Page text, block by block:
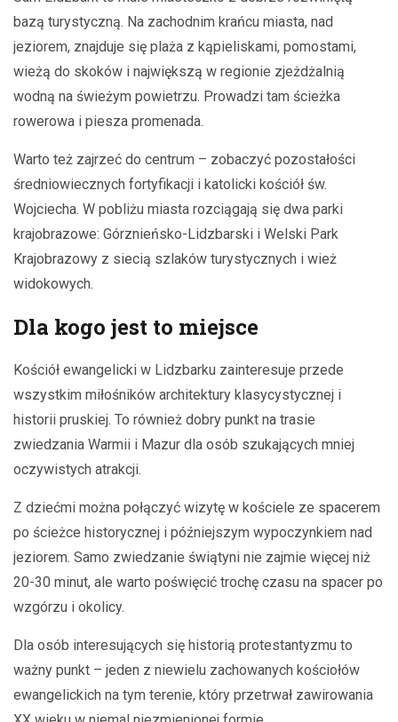
bazą turystyczną. Na zachodnim krańcu miasta, nad
jeziorem, znajduje się plaża z kąpieliskami, pomostami,
wieżą do skoków i największą w regionie zjeżdżalnią
wodną na świeżym powietrzu. Prowadzi tam ścieżka
rowerowa i piesza promenada.
Warto też zajrzeć do centrum – zobaczyć pozostałości
średniowiecznych fortyfikacji i katolicki kościół św.
Wojciecha. W pobliżu miasta rozciągają się dwa parki
krajobrazowe: Górznieńsko-Lidzbarski i Welski Park
Krajobrazowy z siecią szlaków turystycznych i wież
widokowych.
Dla kogo jest to miejsce
Kościół ewangelicki w Lidzbarku zainteresuje przede
wszystkim miłośników architektury klasycystycznej i
historii pruskiej. To również dobry punkt na trasie
zwiedzania Warmii i Mazur dla osób szukających mniej
oczywistych atrakcji.
Z dziećmi można połączyć wizytę w kościele ze spacerem
po ścieżce historycznej i późniejszym wypoczynkiem nad
jeziorem. Samo zwiedzanie świątyni nie zajmie więcej niż
20-30 minut, ale warto poświęcić trochę czasu na spacer po
wzgórzu i okolicy.
Dla osób interesujących się historią protestantyzmu to
ważny punkt – jeden z niewielu zachowanych kościołów
ewangelickich na tym terenie, który przetrwał zawirowania